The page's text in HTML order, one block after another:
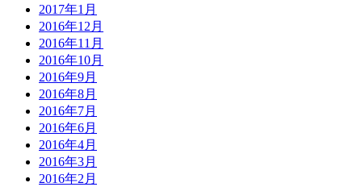
2017年1月
2016年12月
2016年11月
2016年10月
2016年9月
2016年8月
2016年7月
2016年6月
2016年4月
2016年3月
2016年2月